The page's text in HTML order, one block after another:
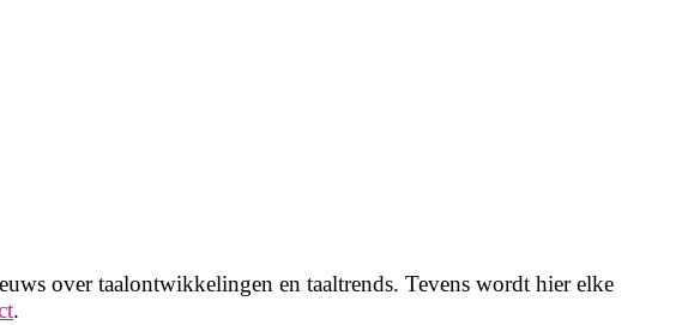
over taalontwikkelingen en taaltrends. Tevens wordt hier elke
.